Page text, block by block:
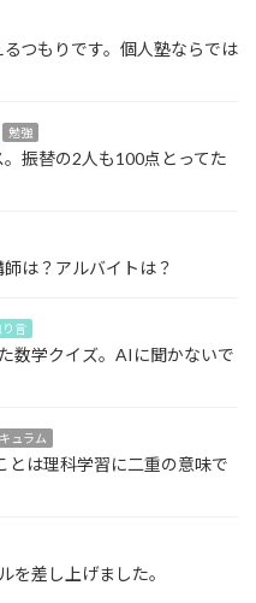
つもりです。個人塾ならでは
勉強
振替の2人も100点とってた
は？アルバイトは？
り言
数学クイズ。AIに聞かないで
ュラム
とは理科学習に二重の意味で
を差し上げました。